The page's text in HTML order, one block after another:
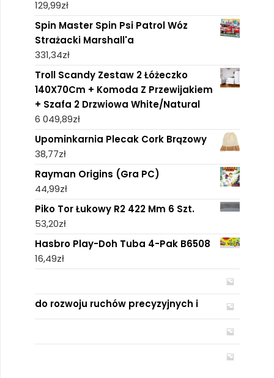
129,99zł
Spin Master Spin Psi Patrol Wóz
Strażacki Marshall'a
331,34zł
Troll Scandy Zestaw 2 Łóżeczko
140X70Cm + Komoda Z Przewijakiem
+ Szafa 2 Drzwiowa White/Natural
6 049,89zł
Upominkarnia Plecak Cork Brązowy
38,77zł
Rayman Origins (Gra PC)
44,99zł
Piko Tor Łukowy R2 422 Mm 6 Szt.
53,20zł
Hasbro Play-Doh Tuba 4-Pak B6508
16,49zł
do rozwoju ruchów precyzyjnych i